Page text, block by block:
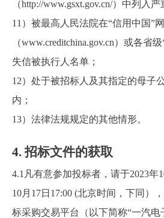
（http://www.gsxt.gov.cn/）中列入
11 ）被最高人民法院在“信用中国”
（www.creditchina.gov.cn）或各省
失信被执行人名单；
12） 处于被招标人及其指定的母子
内 ；
13）法律法规规定的其他情形。
4.招标文件的获取
4.1 凡有意参加投标者，请于2023年
10月 17日 17:00 (北京时间，下同）
标采购交易平台（以下简称“一汽电